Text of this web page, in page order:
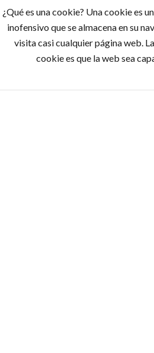
¿Qué es una cookie? Una cookie es
inofensivo que se almacena en su
visita casi cualquier página web.
cookie es que la web sea